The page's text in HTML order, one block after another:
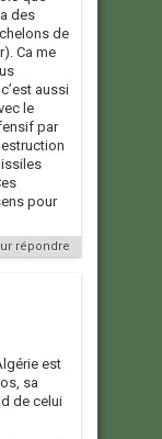
des
de
Ca me
aussi
le
par
pour
répondre
est
sa
de celui